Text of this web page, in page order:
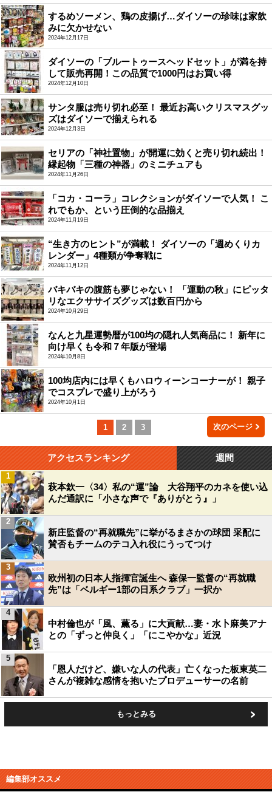
するめソーメン、鶏の皮揚げ…ダイソーの珍味は家飲
みに欠かせない
2024年12月17日
ダイソーの「ブルートゥースヘッドセット」が満を持
して販売再開！この品質で1000円はお買い得
2024年12月10日
サンタ服は売り切れ必至！ 最近お高いクリスマスグッ
ズはダイソーで揃えられる
2024年12月3日
セリアの「神社置物」が開運に効くと売り切れ続出！
縁起物「三種の神器」のミニチュアも
2024年11月26日
「コカ・コーラ」コレクションがダイソーで人気！ こ
れでもか、という圧倒的な品揃え
2024年11月19日
“生き方のヒント”が満載！ ダイソーの「週めくりカ
レンダー」4種類が争奪戦に
2024年11月12日
バキバキの腹筋も夢じゃない！ 「運動の秋」にピッタ
リなエクササイズグッズは数百円から
2024年10月29日
なんと九星運勢暦が100均の隠れ人気商品に！ 新年に
向け早くも令和７年版が登場
2024年10月8日
100均店内には早くもハロウィーンコーナーが！ 親子
でコスプレで盛り上がろう
2024年10月1日
1 2 3 次のページ
アクセスランキング 週間
萩本欽一〈34〉私の“運”論 大谷翔平のカネを使い込
んだ通訳に「小さな声で『ありがとう』」
1
新庄監督の“再就職先”に挙がるまさかの球団 采配に
賛否もチームのテコ入れ役にうってつけ
2
欧州初の日本人指揮官誕生へ 森保一監督の“再就職
先”は「ベルギー1部の日系クラブ」一択か
3
中村倫也が「風、薫る」に大貢献…妻・水卜麻美アナ
との「ずっと仲良く」「にこやかな」近況
4
「恩人だけど、嫌いな人の代表」亡くなった板東英二
さんが複雑な感情を抱いたプロデューサーの名前
5
もっとみる
編集部オススメ